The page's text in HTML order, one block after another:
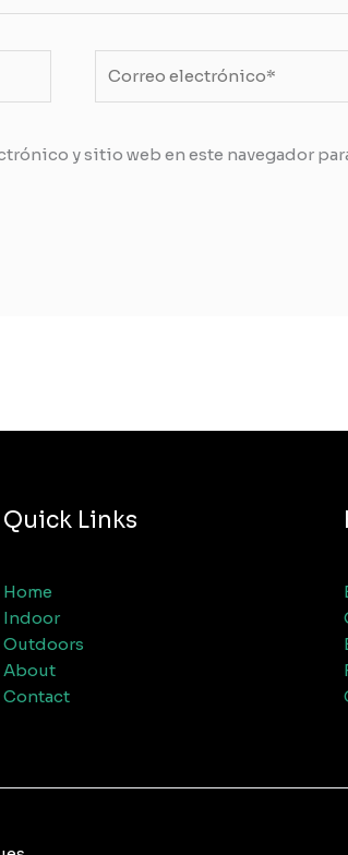
electrónico*
y sitio web en este navegador
Quick Links
Home
Indoor
Outdoors
About
Contact